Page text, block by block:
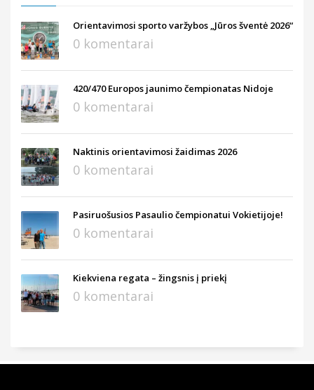
Orientavimosi sporto varžybos „Jūros šventė 2026“
0 komentarai
420/470 Europos jaunimo čempionatas Nidoje
0 komentarai
Naktinis orientavimosi žaidimas 2026
0 komentarai
Pasiruošusios Pasaulio čempionatui Vokietijoje!
0 komentarai
Kiekviena regata – žingsnis į priekį
0 komentarai